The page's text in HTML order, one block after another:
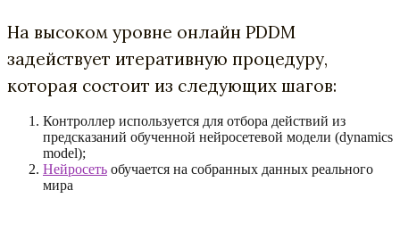
На высоком уровне онлайн PDDM
задействует итеративную процедуру,
которая состоит из следующих шагов:
Контроллер используется для отбора действий из
предсказаний обученной нейросетевой модели (dynamics
model);
Нейросеть обучается на собранных данных реального
мира